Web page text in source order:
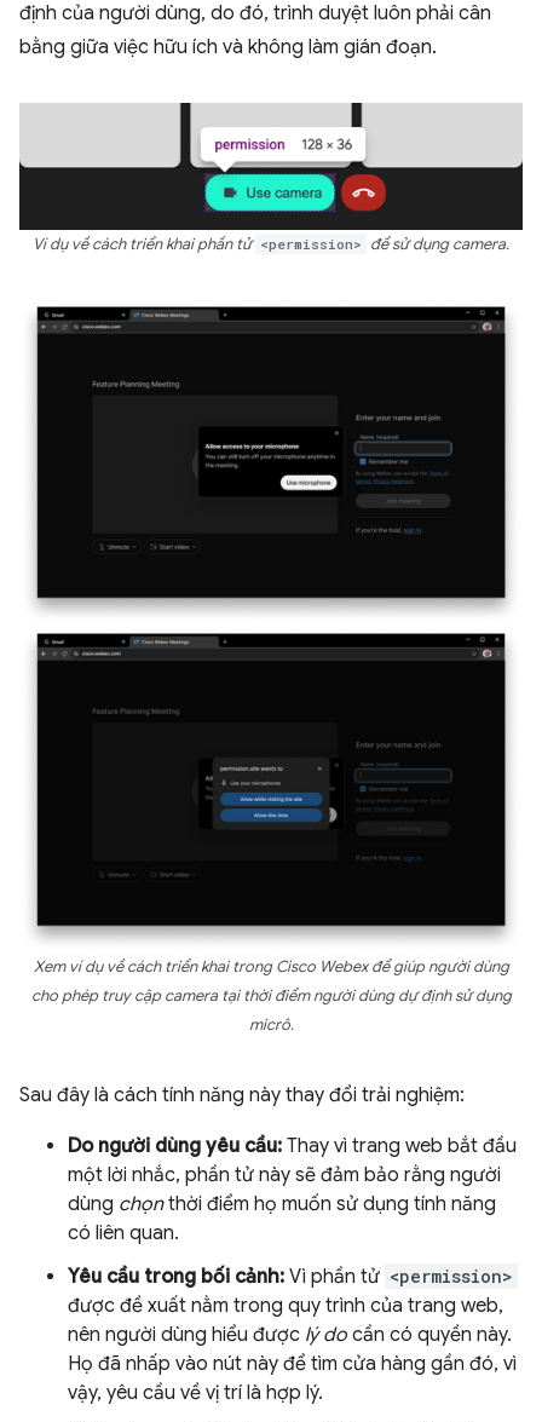
định của người dùng, do đó, trình duyệt luôn phải cân
bằng giữa việc hữu ích và không làm gián đoạn.
Ví dụ về cách triển khai phần tử <permission> để sử dụng camera.
Xem ví dụ về cách triển khai trong Cisco Webex để giúp người dùng
cho phép truy cập camera tại thời điểm người dùng dự định sử dụng
micrô.
Sau đây là cách tính năng này thay đổi trải nghiệm:
Do người dùng yêu cầu: Thay vì trang web bắt đầu
một lời nhắc, phần tử này sẽ đảm bảo rằng người
dùng chọnthời điểm họ muốn sử dụng tính năng
có liên quan.
Yêu cầu trong bối cảnh: Vì phần tử <permission>
được đề xuất nằm trong quy trình của trang web,
nên người dùng hiểu được lý do cần có quyền này.
Họ đã nhấp vào nút này để tìm cửa hàng gần đó, vì
vậy, yêu cầu về vị trí là hợp lý.